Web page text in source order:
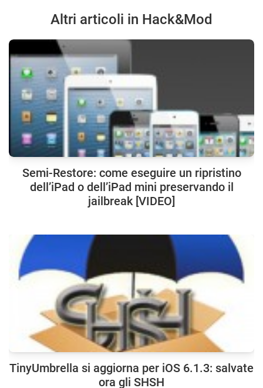
Altri articoli in Hack&Mod
Semi-Restore: come eseguire un ripristino
dell’iPad o dell’iPad mini preservando il
jailbreak [VIDEO]
TinyUmbrella si aggiorna per iOS 6.1.3: salvate
ora gli SHSH